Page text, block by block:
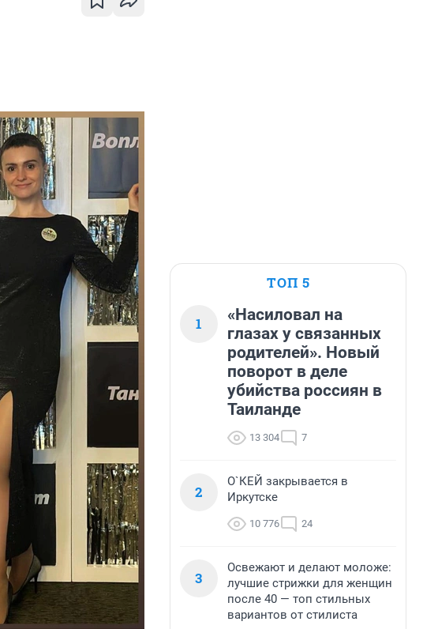
ТОП 5
1
«Насиловал на
глазах у связанных
родителей». Новый
поворот в деле
убийства россиян в
Таиланде
13 304 7
2
О`КЕЙ закрывается в
Иркутске
10 776 24
3
Освежают и делают моложе:
лучшие стрижки для женщин
после 40 — топ стильных
вариантов от стилиста